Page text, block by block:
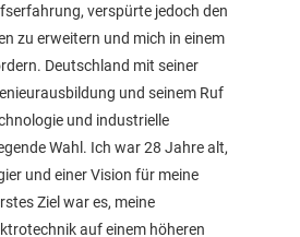
verspürte jedoch den
zu erweitern und mich in einem
Deutschland mit seiner
und seinem Ruf
und industrielle
Wahl. Ich war 28 Jahre alt,
und einer Vision für meine
Ziel war es, meine
auf einem höheren